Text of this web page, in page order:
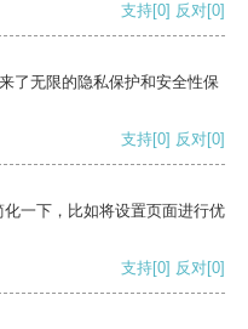
支持[0] 反对[0]
了无限的隐私保护和安全性保
支持[0] 反对[0]
一下，比如将设置页面进行优
支持[0] 反对[0]